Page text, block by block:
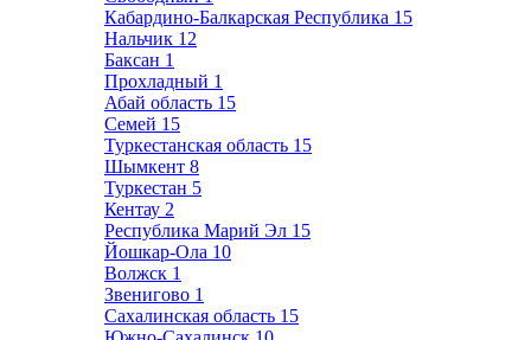
Кабардино-Балкарская Республика 15
Нальчик 12
Баксан 1
Прохладный 1
Абай область 15
Семей 15
Туркестанская область 15
Шымкент 8
Туркестан 5
Кентау 2
Республика Марий Эл 15
Йошкар-Ола 10
Волжск 1
Звенигово 1
Сахалинская область 15